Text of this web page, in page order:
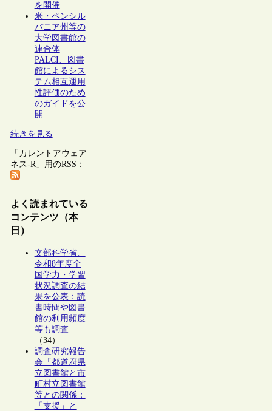
を開催
米・ペンシル
バニア州等の
大学図書館の
連合体
PALCI、図書
館によるシス
テム相互運用
性評価のため
のガイドを公
開
続きを見る
「カレントアウェア
ネス-R」用のRSS：
よく読まれている
コンテンツ（本
日）
文部科学省、
令和8年度全
国学力・学習
状況調査の結
果を公表：読
書時間や図書
館の利用頻度
等も調査
（34）
調査研究報告
会「都道府県
立図書館と市
町村立図書館
等との関係：
「支援」と